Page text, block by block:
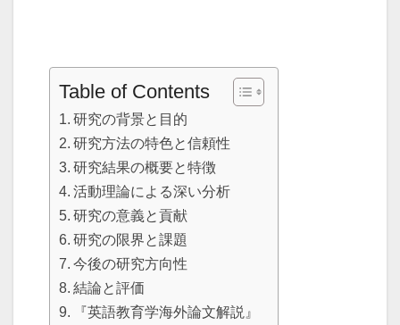
Table of Contents
研究の背景と目的
研究方法の特色と信頼性
研究結果の概要と特徴
活動理論による深い分析
研究の意義と貢献
研究の限界と課題
今後の研究方向性
結論と評価
『英語教育学海外論文解説』